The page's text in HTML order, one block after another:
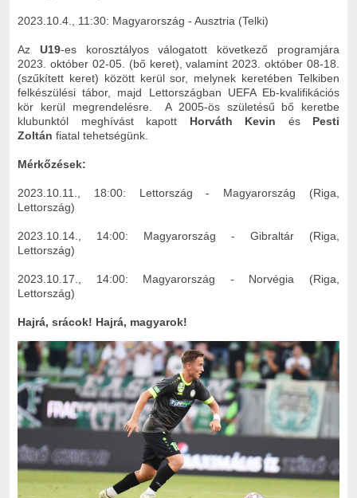
2023.10.4., 11:30: Magyarország - Ausztria (Telki)
Az U19-es korosztályos válogatott következő programjára
2023. október 02-05. (bő keret), valamint 2023. október 08-18.
(szűkített keret) között kerül sor, melynek keretében Telkiben
felkészülési tábor, majd Lettországban UEFA Eb-kvalifikációs
kör kerül megrendelésre. A 2005-ös születésű bő keretbe
klubunktól meghívást kapott Horváth Kevin és Pesti
Zoltán fiatal tehetségünk.
Mérkőzések:
2023.10.11., 18:00: Lettország - Magyarország (Riga,
Lettország)
2023.10.14., 14:00: Magyarország - Gibraltár (Riga,
Lettország)
2023.10.17., 14:00: Magyarország - Norvégia (Riga,
Lettország)
Hajrá, srácok! Hajrá, magyarok!